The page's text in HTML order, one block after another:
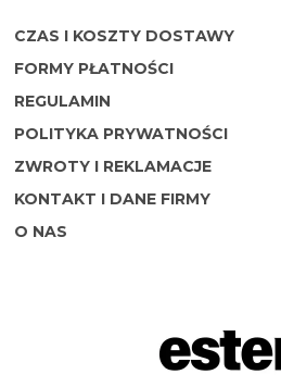
CZAS I KOSZTY DOSTAWY
FORMY PŁATNOŚCI
REGULAMIN
POLITYKA PRYWATNOŚCI
ZWROTY I REKLAMACJE
KONTAKT I DANE FIRMY
O NAS